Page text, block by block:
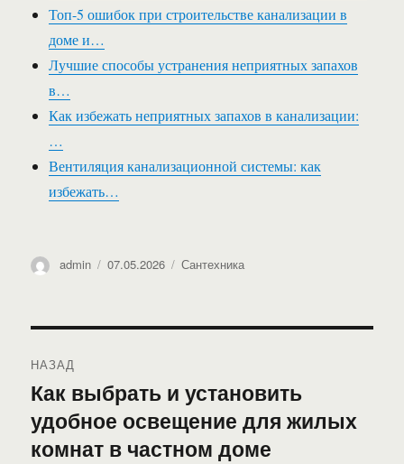
Топ-5 ошибок при строительстве канализации в
доме и…
Лучшие способы устранения неприятных запахов
в…
Как избежать неприятных запахов в канализации:
…
Вентиляция канализационной системы: как
избежать…
Автор
admin Опубликовано
07.05.2026 Рубрики
Сантехника
по
записям
НАЗАД
Предыдущая
запись:
Как выбрать и установить
удобное освещение для жилых
комнат в частном доме